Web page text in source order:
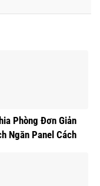
Phòng Đơn Giản
Ngăn Panel Cách